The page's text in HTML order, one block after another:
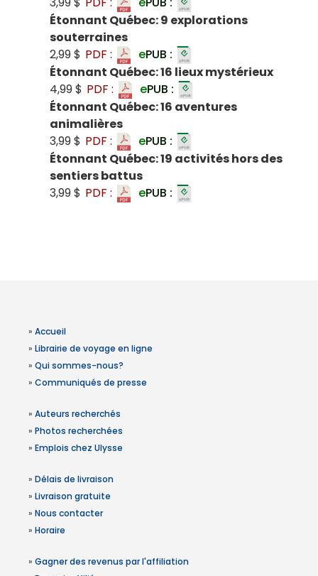
Étonnant Québec: 9 explorations
souterraines
2,99 $ PDF : ePUB :
Étonnant Québec: 16 lieux mystérieux
4,99 $ PDF : ePUB :
Étonnant Québec: 16 aventures
animalières
3,99 $ PDF : ePUB :
Étonnant Québec: 19 activités hors des
sentiers battus
3,99 $ PDF : ePUB :
» Accueil
» Librairie de voyage en ligne
» Qui sommes-nous?
» Communiqués de presse
» Auteurs recherchés
» Photos recherchées
» Emplois chez Ulysse
» Délais de livraison
» Livraison gratuite
» Nous contacter
» Horaire
» Gagner des revenus par l'affiliation